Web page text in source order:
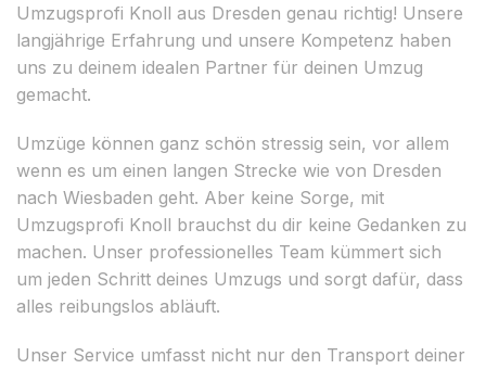
Umzugsprofi Knoll aus Dresden genau richtig! Unsere
langjährige Erfahrung und unsere Kompetenz haben
uns zu deinem idealen Partner für deinen Umzug
gemacht.
Umzüge können ganz schön stressig sein, vor allem
wenn es um einen langen Strecke wie von Dresden
nach Wiesbaden geht. Aber keine Sorge, mit
Umzugsprofi Knoll brauchst du dir keine Gedanken zu
machen. Unser professionelles Team kümmert sich
um jeden Schritt deines Umzugs und sorgt dafür, dass
alles reibungslos abläuft.
Unser Service umfasst nicht nur den Transport deiner